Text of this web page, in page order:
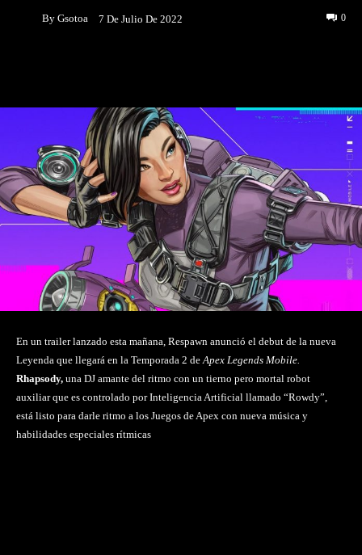
By Gsotoa 7 De Julio De 2022 0
En un trailer lanzado esta mañana, Respawn anunció el debut de la nueva
Leyenda que llegará en la Temporada 2 deApex Legends Mobile.
Rhapsody, una DJ amante del ritmo con un tierno pero mortal robot
auxiliar que es controlado por Inteligencia Artificial llamado “Rowdy”,
está listo para darle ritmo a los Juegos de Apex con nueva música y
habilidades especiales rítmicas